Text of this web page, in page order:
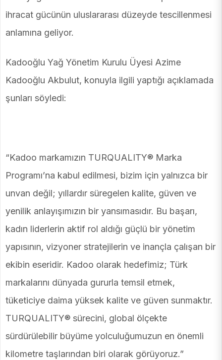
ihracat gücünün uluslararası düzeyde tescillenmesi
anlamına geliyor.
Kadooğlu Yağ Yönetim Kurulu Üyesi Azime
Kadooğlu Akbulut, konuyla ilgili yaptığı açıklamada
şunları söyledi:
“Kadoo markamızın TURQUALITY® Marka
Programı’na kabul edilmesi, bizim için yalnızca bir
unvan değil; yıllardır süregelen kalite, güven ve
yenilik anlayışımızın bir yansımasıdır. Bu başarı,
kadın liderlerin aktif rol aldığı güçlü bir yönetim
yapısının, vizyoner stratejilerin ve inançla çalışan bir
ekibin eseridir. Kadoo olarak hedefimiz; Türk
markalarını dünyada gururla temsil etmek,
tüketiciye daima yüksek kalite ve güven sunmaktır.
TURQUALITY® sürecini, global ölçekte
sürdürülebilir büyüme yolculuğumuzun en önemli
kilometre taşlarından biri olarak görüyoruz.”